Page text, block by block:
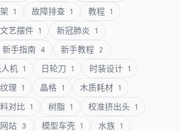
1 故障排查 1 教程 1
文艺摆件 1 新冠肺炎 1
新手指南 4 新手教程 2
机 1 日轮刀 1 时装设计 1
理 1 晶格 1 木质耗材 1
对比 1 树脂 1 校准挤出头 1
站 3 模型车壳 1 水族 1